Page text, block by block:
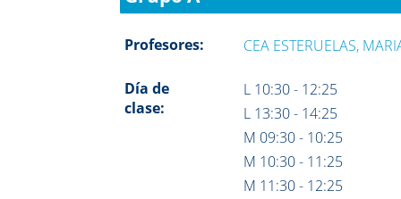
Profesores: CEA ESTERUELAS,
Día de
clase:
L 10:30 - 12:25
L 13:30 - 14:25
M 09:30 - 10:25
M 10:30 - 11:25
M 11:30 - 12:25